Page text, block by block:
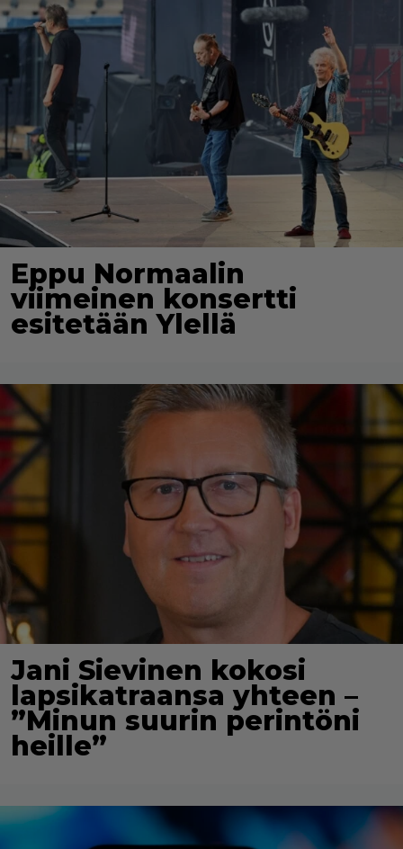
Eppu Normaalin
viimeinen konsertti
esitetään Ylellä
Jani Sievinen kokosi
lapsikatraansa yhteen –
”Minun suurin perintöni
heille”